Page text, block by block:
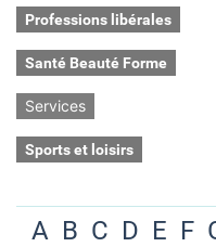
Professions libérales
Santé Beauté Forme
Services
Sports et loisirs
A B C D E F